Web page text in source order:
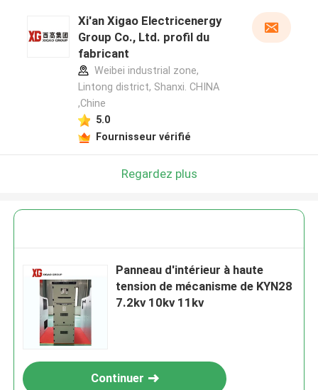
Xi'an Xigao Electricenergy
Group Co., Ltd. profil du
fabricant
Weibei industrial zone,
Lintong district, Shanxi. CHINA
,Chine
5.0
Fournisseur vérifié
Regardez plus
Panneau d'intérieur à haute
tension de mécanisme de KYN28
7.2kv 10kv 11kv
Continuer